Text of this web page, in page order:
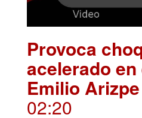
Provoca
acelerado
Emilio
02:20